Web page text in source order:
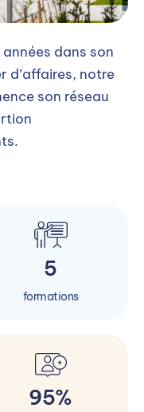
dans son
d’affaires, notre
son réseau
5
formations
95%